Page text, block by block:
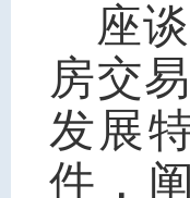
座
房交
发展
件，